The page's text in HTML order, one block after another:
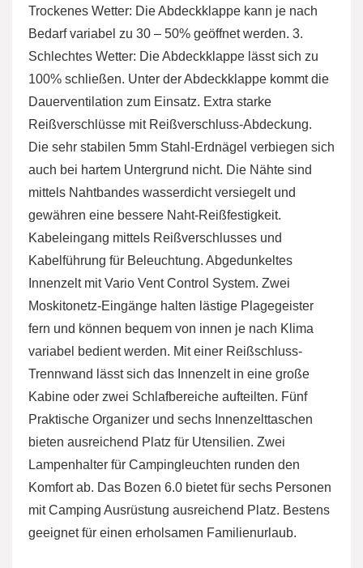
Trockenes Wetter: Die Abdeckklappe kann je nach
Bedarf variabel zu 30 – 50% geöffnet werden. 3.
Schlechtes Wetter: Die Abdeckklappe lässt sich zu
100% schließen. Unter der Abdeckklappe kommt die
Dauerventilation zum Einsatz. Extra starke
Reißverschlüsse mit Reißverschluss-Abdeckung.
Die sehr stabilen 5mm Stahl-Erdnägel verbiegen sich
auch bei hartem Untergrund nicht. Die Nähte sind
mittels Nahtbandes wasserdicht versiegelt und
gewähren eine bessere Naht-Reißfestigkeit.
Kabeleingang mittels Reißverschlusses und
Kabelführung für Beleuchtung. Abgedunkeltes
Innenzelt mit Vario Vent Control System. Zwei
Moskitonetz-Eingänge halten lästige Plagegeister
fern und können bequem von innen je nach Klima
variabel bedient werden. Mit einer Reißschluss-
Trennwand lässt sich das Innenzelt in eine große
Kabine oder zwei Schlafbereiche aufteilten. Fünf
Praktische Organizer und sechs Innenzelttaschen
bieten ausreichend Platz für Utensilien. Zwei
Lampenhalter für Campingleuchten runden den
Komfort ab. Das Bozen 6.0 bietet für sechs Personen
mit Camping Ausrüstung ausreichend Platz. Bestens
geeignet für einen erholsamen Familienurlaub.